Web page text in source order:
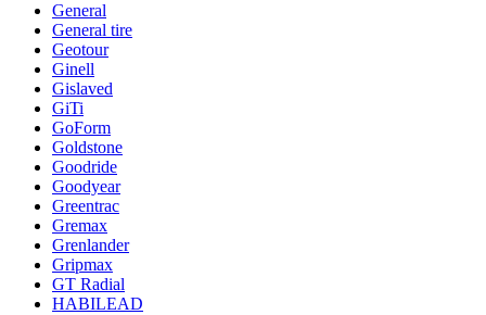
General
General tire
Geotour
Ginell
Gislaved
GiTi
GoForm
Goldstone
Goodride
Goodyear
Greentrac
Gremax
Grenlander
Gripmax
GT Radial
HABILEAD